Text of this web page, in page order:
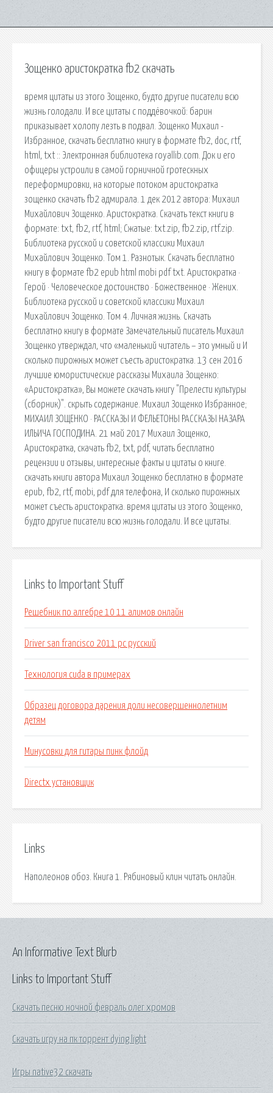
Зощенко аристократка fb2 скачать
время цитаты из этого Зощенко, будто другие писатели всю
жизнь голодали. И все цитаты с поддёвочкой: барин
приказывает холопу лезть в подвал. Зощенко Михаил -
Избранное, скачать бесплатно книгу в формате fb2, doc, rtf,
html, txt :: Электронная библиотека royallib.com. Док и его
офицеры устроили в самой горничной гротескных
переформировки, на которые потоком аристократка
зощенко скачать fb2 адмирала. 1 дек 2012 автора: Михаил
Михайлович Зощенко. Аристократка. Скачать текст книги в
формате: txt, fb2, rtf, html; Сжатые: txt.zip, fb2.zip, rtf.zip.
Библиотека русской и советской классики Михаил
Михайлович Зощенко. Том 1. Разнотык. Скачать бесплатно
книгу в формате fb2 epub html mobi pdf txt. Аристократка ·
Герой · Человеческое достоинство · Божественное · Жених.
Библиотека русской и советской классики Михаил
Михайлович Зощенко. Том 4. Личная жизнь. Скачать
бесплатно книгу в формате Замечательный писатель Михаил
Зощенко утверждал, что «маленький читатель – это умный и И
сколько пирожных может съесть аристократка. 13 сен 2016
лучшие юмористические рассказы Михаила Зощенко:
«Аристократка», Вы можете скачать книгу "Прелести культуры
(сборник)". скрыть содержание. Михаил Зощенко Избранное;
МИХАИЛ ЗОЩЕНКО · РАССКАЗЫ И ФЕЛЬЕТОНЫ РАССКАЗЫ НАЗАРА
ИЛЬИЧА ГОСПОДИНА. 21 май 2017 Михаил Зощенко,
Аристократка, скачать fb2, txt, pdf, читать бесплатно
рецензии и отзывы, интересные факты и цитаты о книге.
скачать книги автора Михаил Зощенко бесплатно в формате
epub, fb2, rtf, mobi, pdf для телефона, И сколько пирожных
может съесть аристократка. время цитаты из этого Зощенко,
будто другие писатели всю жизнь голодали. И все цитаты.
Links to Important Stuff
Решебник по алгебре 10 11 алимов онлайн
Driver san francisco 2011 pc русский
Технология cuda в примерах
Образец договора дарения доли несовершеннолетним
детям
Минусовки для гитары пинк флойд
Directx установщик
Links
Наполеонов обоз. Книга 1. Рябиновый клин читать онлайн.
Links to Important Stuff
Скачать песню ночной февраль олег хромов
Скачать игру на пк торрент dying light
Игры native32 скачать
An Informative Text Blurb